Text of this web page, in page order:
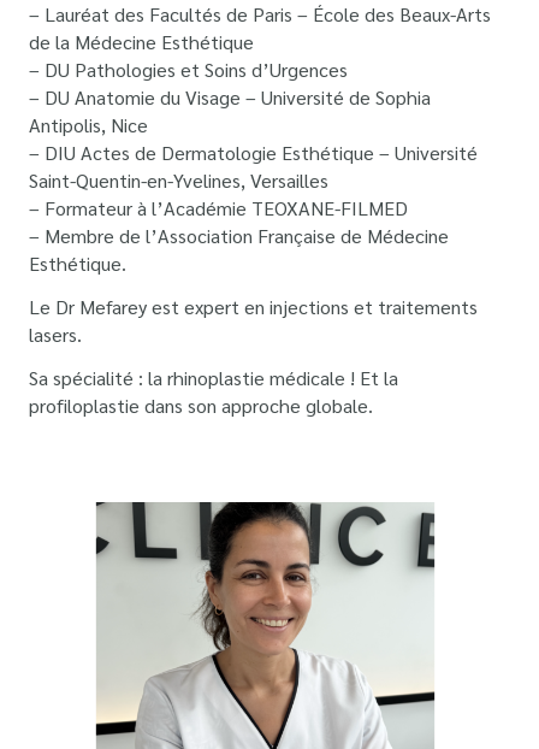
– Lauréat des Facultés de Paris – École des Beaux-Arts
de la Médecine Esthétique
– DU Pathologies et Soins d’Urgences
– DU Anatomie du Visage – Université de Sophia
Antipolis, Nice
– DIU Actes de Dermatologie Esthétique – Université
Saint-Quentin-en-Yvelines, Versailles
– Formateur à l’Académie TEOXANE-FILMED
– Membre de l’Association Française de Médecine
Esthétique.
Le Dr Mefarey est expert en injections et traitements
lasers.
Sa spécialité : la rhinoplastie médicale ! Et la
profiloplastie dans son approche globale.